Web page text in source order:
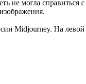
не могла справиться
Midjourney. На левой